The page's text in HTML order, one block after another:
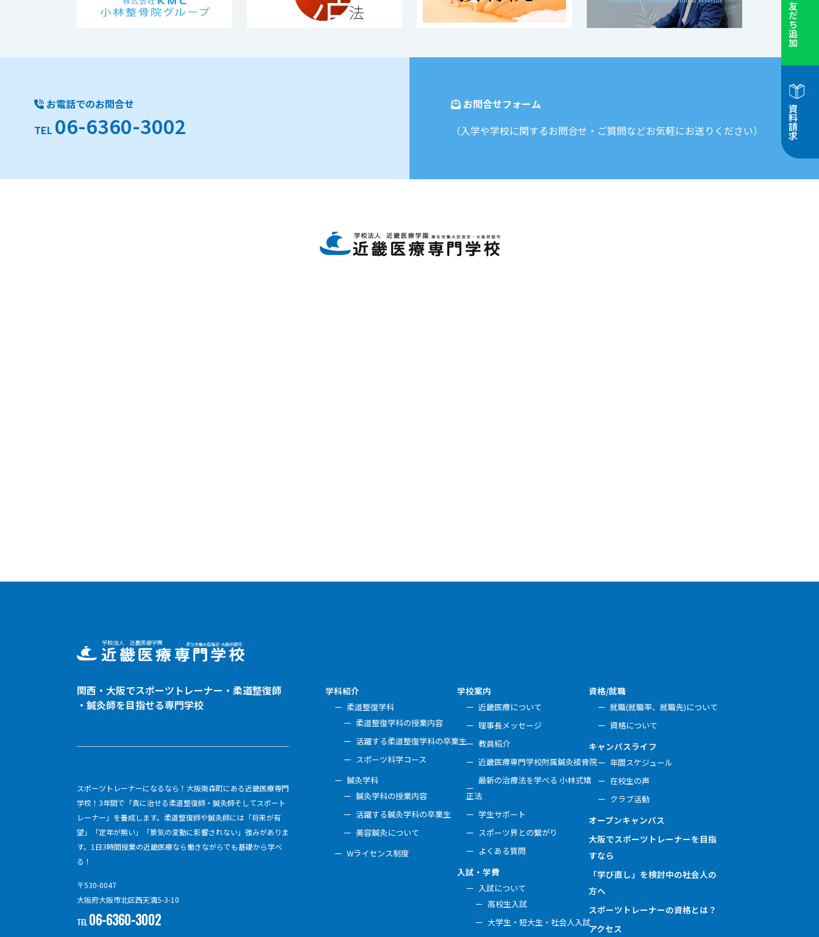
友だち追加
資料請求
お電話でのお問合せ
TEL 06-6360-3002
お問合せフォーム
（入学や学校に関するお問合せ・ご質問などお気軽にお送りください）
関西・大阪でスポーツトレーナー・ 柔道整復師
・鍼灸師を目指せる専門学校
スポーツトレーナーになるなら！大阪南森町にある近畿医療専門
学校！3年間で「真に治せる柔道整復師・鍼灸師そしてスポート
レーナー」を養成します。柔道整復師や鍼灸師には「将来が有
望」「定年が無い」「景気の変動に影響されない」強みがありま
す。1日3時間授業の近畿医療なら働きながらでも基礎から学べ
る！
〒530-0047
大阪府大阪市北区西天満5-3-10
TEL 06-6360-3002
学科紹介
柔道整復学科
柔道整復学科の授業内容
活躍する柔道整復学科の卒業生
スポーツ科学コース
鍼灸学科
鍼灸学科の授業内容
活躍する鍼灸学科の卒業生
美容鍼灸について
Wライセンス制度
学校案内
近畿医療について
理事長メッセージ
教員紹介
近畿医療専門学校附属鍼灸接骨院
最新の治療法を学べる 小林式矯
正法
学生サポート
スポーツ界との繋がり
よくある質問
入試・学費
入試について
高校生入試
大学生・短大生・社会人入試
資格/就職
就職(就職率、就職先)について
資格について
キャンパスライフ
年間スケジュール
在校生の声
クラブ活動
オープンキャンパス
大阪でスポーツトレーナーを目指
すなら
「学び直し」を検討中の社会人の
方へ
スポーツトレーナーの資格とは？
アクセス